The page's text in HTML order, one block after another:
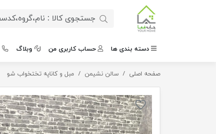
دسته بندی ها حساب کاربری من وبلاگ
صفحه اصلی سالن نشیمن مبل و کاناپه تختخواب شوکاناپه یکنفره تختخوابشو ایتوک